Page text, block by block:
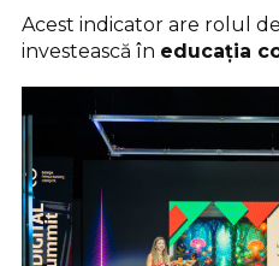
Acest indicator are rolul
investească în educația